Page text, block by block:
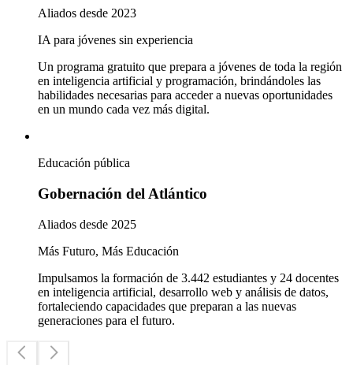
Aliados desde 2023
IA para jóvenes sin experiencia
Un programa gratuito que prepara a jóvenes de toda la región
en inteligencia artificial y programación, brindándoles las
habilidades necesarias para acceder a nuevas oportunidades
en un mundo cada vez más digital.
Educación pública
Gobernación del Atlántico
Aliados desde 2025
Más Futuro, Más Educación
Impulsamos la formación de 3.442 estudiantes y 24 docentes
en inteligencia artificial, desarrollo web y análisis de datos,
fortaleciendo capacidades que preparan a las nuevas
generaciones para el futuro.